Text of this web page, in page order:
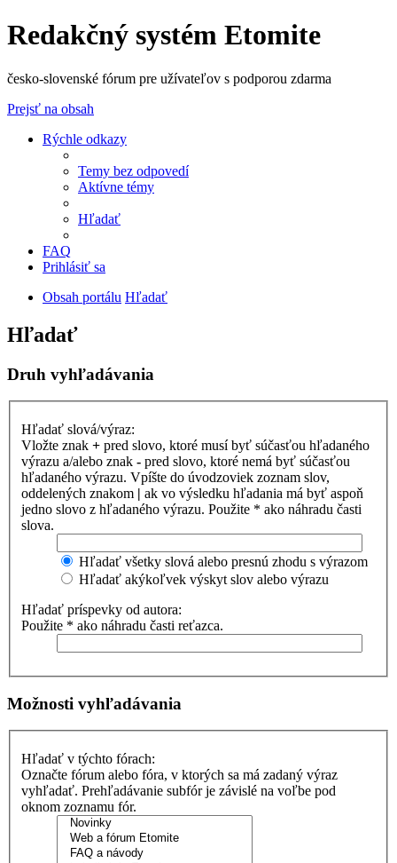
Redakčný systém Etomite
česko-slovenské fórum pre užívateľov s podporou zdarma
Prejsť na obsah
Rýchle odkazy
Temy bez odpovedí
Aktívne témy
Hľadať
FAQ
Prihlásiť sa
Obsah portálu Hľadať
Hľadať
Druh vyhľadávania
Hľadať slová/výraz:
Vložte znak + pred slovo, ktoré musí byť súčasťou hľadaného
výrazu a/alebo znak - pred slovo, ktoré nemá byť súčasťou
hľadaného výrazu. Vpíšte do úvodzoviek zoznam slov,
oddelených znakom | ak vo výsledku hľadania má byť aspoň
jedno slovo z hľadaného výrazu. Použite * ako náhradu časti
slova.
Hľadať všetky slová alebo presnú zhodu s výrazom
Hľadať akýkoľvek výskyt slov alebo výrazu
Hľadať príspevky od autora:
Použite * ako náhradu časti reťazca.
Možnosti vyhľadávania
Hľadať v týchto fórach:
Označte fórum alebo fóra, v ktorých sa má zadaný výraz
vyhľadať. Prehľadávanie subfór je závislé na voľbe pod
oknom zoznamu fór.